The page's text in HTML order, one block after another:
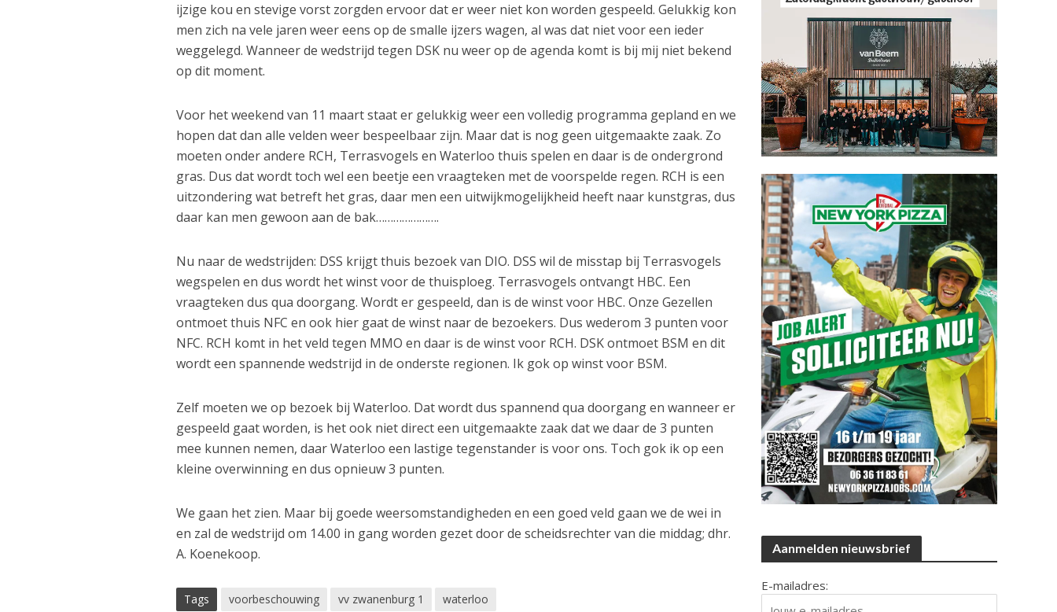
ijzige kou en stevige vorst zorgden ervoor dat er weer niet kon worden gespeeld. Gelukkig kon
men zich na vele jaren weer eens op de smalle ijzers wagen, al was dat niet voor een ieder
weggelegd. Wanneer de wedstrijd tegen DSK nu weer op de agenda komt is bij mij niet bekend
op dit moment.
Voor het weekend van 11 maart staat er gelukkig weer een volledig programma gepland en we
hopen dat dan alle velden weer bespeelbaar zijn. Maar dat is nog geen uitgemaakte zaak. Zo
moeten onder andere RCH, Terrasvogels en Waterloo thuis spelen en daar is de ondergrond
gras. Dus dat wordt toch wel een beetje een vraagteken met de voorspelde regen. RCH is een
uitzondering wat betreft het gras, daar men een uitwijkmogelijkheid heeft naar kunstgras, dus
daar kan men gewoon aan de bak………………….
Nu naar de wedstrijden: DSS krijgt thuis bezoek van DIO. DSS wil de misstap bij Terrasvogels
wegspelen en dus wordt het winst voor de thuisploeg. Terrasvogels ontvangt HBC. Een
vraagteken dus qua doorgang. Wordt er gespeeld, dan is de winst voor HBC. Onze Gezellen
ontmoet thuis NFC en ook hier gaat de winst naar de bezoekers. Dus wederom 3 punten voor
NFC. RCH komt in het veld tegen MMO en daar is de winst voor RCH. DSK ontmoet BSM en dit
wordt een spannende wedstrijd in de onderste regionen. Ik gok op winst voor BSM.
Zelf moeten we op bezoek bij Waterloo. Dat wordt dus spannend qua doorgang en wanneer er
gespeeld gaat worden, is het ook niet direct een uitgemaakte zaak dat we daar de 3 punten
mee kunnen nemen, daar Waterloo een lastige tegenstander is voor ons. Toch gok ik op een
kleine overwinning en dus opnieuw 3 punten.
We gaan het zien. Maar bij goede weersomstandigheden en een goed veld gaan we de wei in
en zal de wedstrijd om 14.00 in gang worden gezet door de scheidsrechter van die middag; dhr.
A. Koenekoop.
Tags voorbeschouwing vv zwanenburg 1 waterloo
Aanmelden nieuwsbrief
E-mailadres: